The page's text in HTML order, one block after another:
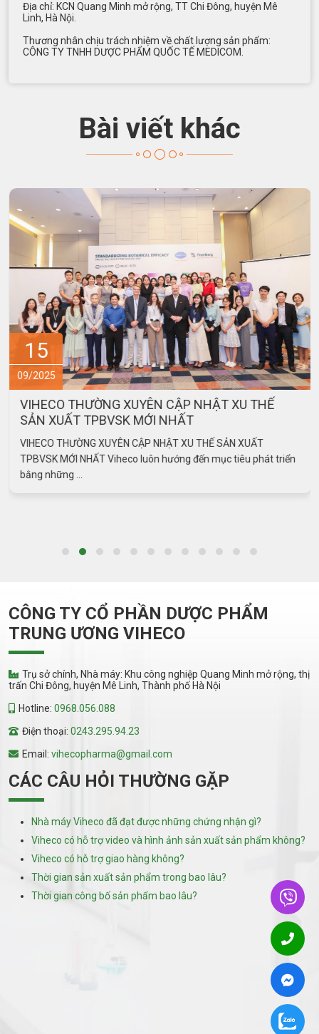
Địa chỉ: KCN Quang Minh mở rộng, TT Chi Đông, huyện Mê
Linh, Hà Nội.
Thương nhân chịu trách nhiệm về chất lượng sản phẩm:
CÔNG TY TNHH DƯỢC PHẨM QUỐC TẾ MEDICOM.
Bài viết khác
15
09/2025
VIHECO THƯỜNG XUYÊN CẬP NHẬT XU THẾ
SẢN XUẤT TPBVSK MỚI NHẤT
VIHECO THƯỜNG XUYÊN CẬP NHẬT XU THẾ SẢN XUẤT
TPBVSK MỚI NHẤT Viheco luôn hướng đến mục tiêu phát triển
bằng những ...
CÔNG TY CỔ PHẦN DƯỢC PHẨM
TRUNG ƯƠNG VIHECO
Trụ sở chính, Nhà máy: Khu công nghiệp Quang Minh mở rộng, thị
trấn Chi Đông, huyện Mê Linh, Thành phố Hà Nội
Hotline: 0968.056.088
Điện thoại: 0243.295.94.23
Email: vihecopharma@gmail.com
CÁC CÂU HỎI THƯỜNG GẶP
Nhà máy Viheco đã đạt được những chứng nhận gì?
Viheco có hỗ trợ video và hình ảnh sản xuất sản phẩm không?
Viheco có hỗ trợ giao hàng không?
Thời gian sản xuất sản phẩm trong bao lâu?
Thời gian công bố sản phẩm bao lâu?